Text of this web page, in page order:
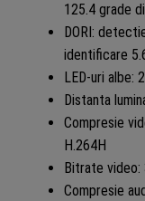
125.4 grade
DORI:
identificare
LED-uri albe: 2
Distanta
Compresie
H.264H
Bitrate video:
Compresie